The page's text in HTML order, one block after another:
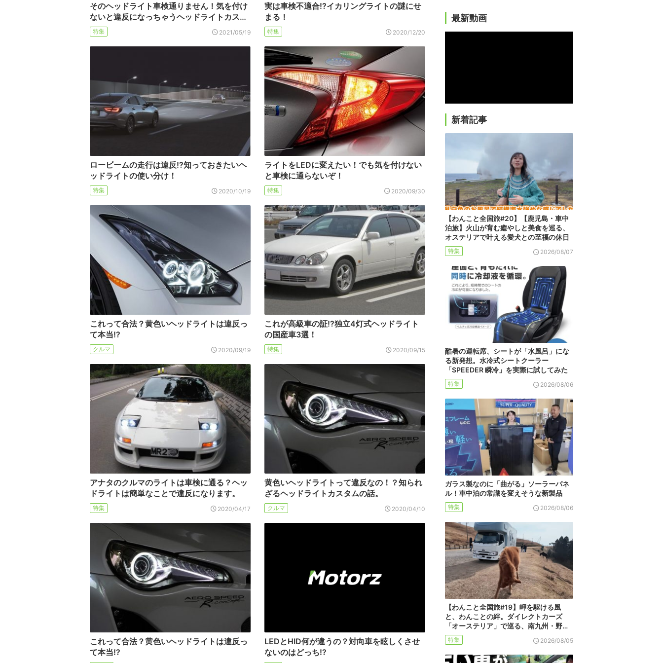
そのヘッドライト車検通りません！気を付け
ないと違反になっちゃうヘッドライトカス…
特集 2021/05/19
実は車検不適合!?イカリングライトの謎にせ
まる！
特集 2020/12/20
ロービームの走行は違反!?知っておきたいヘ
ッドライトの使い分け！
特集 2020/10/19
ライトをLEDに変えたい！でも気を付けない
と車検に通らないぞ！
特集 2020/09/30
これって合法？黄色いヘッドライトは違反っ
て本当!?
クルマ 2020/09/19
これが高級車の証!?独立4灯式ヘッドライト
の国産車3選！
特集 2020/09/15
アナタのクルマのライトは車検に通る？ヘッ
ドライトは簡単なことで違反になります。
特集 2020/04/17
黄色いヘッドライトって違反なの！？知られ
ざるヘッドライトカスタムの話。
クルマ 2020/04/10
これって合法？黄色いヘッドライトは違反っ
て本当!?
LEDとHID何が違うの？対向車を眩しくさせ
ないのはどっち!?
最新動画
新着記事
【わんこと全国旅#20】【鹿児島・車中
泊旅】火山が育む癒やしと美食を巡る、
オステリアで叶える愛犬との至福の休日
特集 2026/08/07
酷暑の運転席、シートが「水風呂」にな
る新発想。水冷式シートクーラー
「SPEEDER 瞬冷」を実際に試してみた
特集 2026/08/06
ガラス製なのに「曲がる」ソーラーパネ
ル！車中泊の常識を変えそうな新製品
特集 2026/08/06
【わんこと全国旅#19】岬を駆ける風
と、わんことの絆。ダイレクトカーズ
「オーステリア」で巡る、南九州・野…
特集 2026/08/05